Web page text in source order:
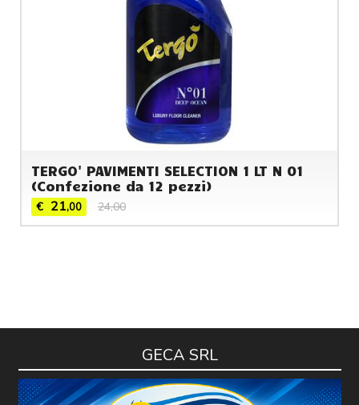
TERGO' PAVIMENTI SELECTION 1 LT N 01
(Confezione da 12 pezzi)
€ 21,00 24,00
GECA SRL